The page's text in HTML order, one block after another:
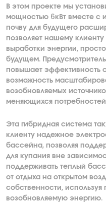
В этом проекте мы
мощностью 6кВт вместе с
почву для будущего
позволяет нашему
выработки энергии,
будущем.
повышает эффективность
возможность
возобновляемых
меняющихся
Эта гибридная система
клиенту надежное
бассейна, позволяя
для купания вне
поддерживать теплый
от отдыха на открытом
собственности, используя
возобновляемую энергию.